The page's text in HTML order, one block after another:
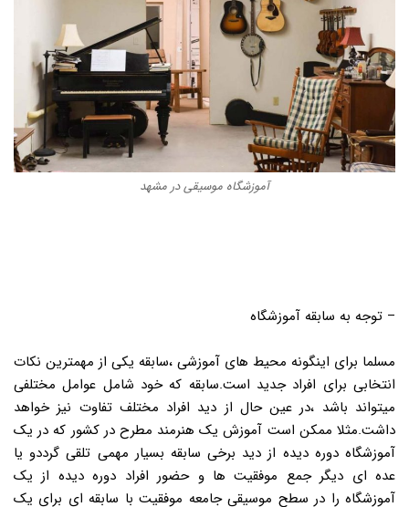
آموزشگاه موسیقی در مشهد
– توجه به سابقه آموزشگاه
مسلما برای اینگونه محیط های آموزشی ،سابقه یکی از مهمترین نکات
انتخابی برای افراد جدید است.سابقه که خود شامل عوامل مختلفی
میتواند باشد ،در عین حال از دید افراد مختلف تفاوت نیز خواهد
داشت.مثلا ممکن است آموزش یک هنرمند مطرح در کشور که در یک
آموزشگاه دوره دیده از دید برخی سابقه بسیار مهمی تلقی گرددو یا
عده ای دیگر جمع موفقیت ها و حضور افراد دوره دیده از یک
آموزشگاه را در سطح موسیقی جامعه موفقیت با سابقه ای برای یک